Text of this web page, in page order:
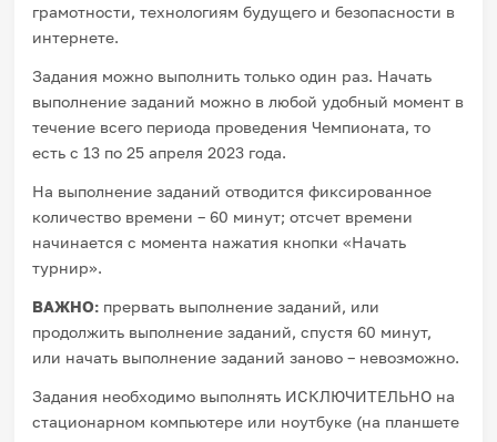
грамотности, технологиям будущего и безопасности в
интернете.
Задания можно выполнить только один раз. Начать
выполнение заданий можно в любой удобный момент в
течение всего периода проведения Чемпионата, то
есть с 13 по 25 апреля 2023 года.
На выполнение заданий отводится фиксированное
количество времени – 60 минут; отсчет времени
начинается с момента нажатия кнопки «Начать
турнир».
ВАЖНО: прервать выполнение заданий, или
продолжить выполнение заданий, спустя 60 минут,
или начать выполнение заданий заново – невозможно.
Задания необходимо выполнять ИСКЛЮЧИТЕЛЬНО на
стационарном компьютере или ноутбуке (на планшете